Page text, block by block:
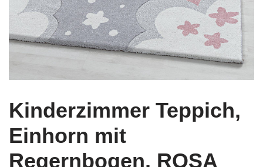
Kinderzimmer Teppich,
Einhorn mit
Regernbogen, ROSA